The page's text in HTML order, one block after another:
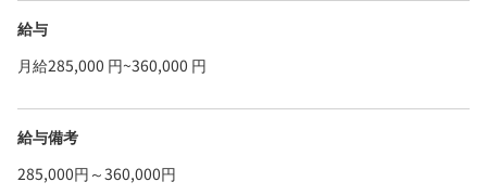
給与
月給285,000 円~360,000 円
給与備考
285,000円～360,000円